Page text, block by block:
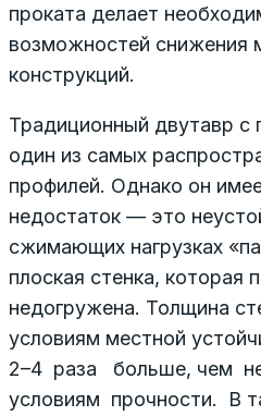
проката делает
возможностей снижения
конструкций.
Традиционный двутавр с
один из самых
профилей. Однако он
недостаток — это
сжимающих нагрузках
плоская стенка, которая
недогружена. Толщина
условиям местной
2–4 раза больше, чем
условиям прочности. В